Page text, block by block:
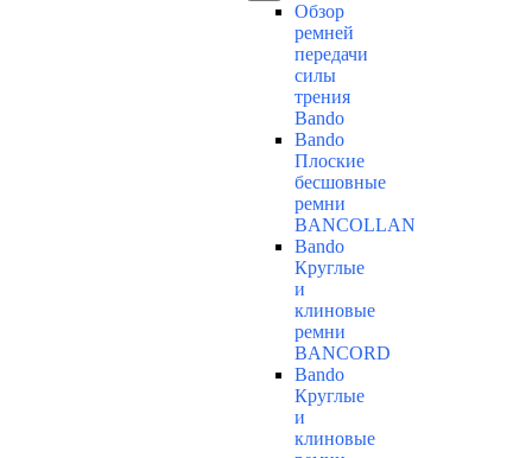
Обзор
ремней
передачи
силы
трения
Bando
Bando
Плоские
бесшовные
ремни
BANCOLLAN
Bando
Круглые
и
клиновые
ремни
BANCORD
Bando
Круглые
и
клиновые